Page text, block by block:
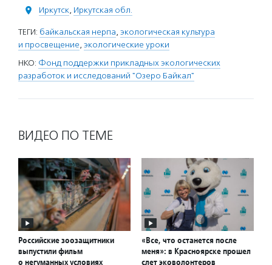
Иркутск, Иркутская обл.
ТЕГИ: байкальская нерпа, экологическая культура
и просвещение, экологические уроки
НКО: Фонд поддержки прикладных экологических
разработок и исследований "Озеро Байкал"
ВИДЕО ПО ТЕМЕ
Российские зоозащитники
выпустили фильм
о негуманных условиях
«Все, что останется после
меня»: в Красноярске прошел
слет эковолонтеров